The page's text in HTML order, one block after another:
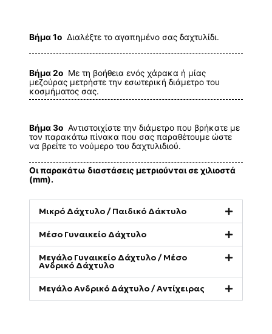
Βήμα 1ο Διαλέξτε το αγαπημένο σας δαχτυλίδι.
Βήμα 2ο Με τη βοήθεια ενός χάρακα ή μίας
μεζούρας μετρήστε την εσωτερική διάμετρο του
κοσμήματος σας.
Βήμα 3ο Αντιστοιχίστε την διάμετρο που βρήκατε με
τον παρακάτω πίνακα που σας παραθέτουμε ώστε
να βρείτε το νούμερο του δαχτυλιδιού.
Οι παρακάτω διαστάσεις μετριούνται σε χιλιοστά
(mm).
Μικρό Δάχτυλο / Παιδικό Δάκτυλο
Μέσο Γυναικείο Δάχτυλο
Μεγάλο Γυναικείο Δάχτυλο / Μέσο
Ανδρικό Δάχτυλο
Μεγάλο Ανδρικό Δάχτυλο / Αντίχειρας